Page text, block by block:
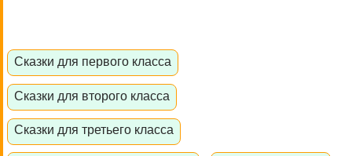
Сказки для первого класса
Сказки для второго класса
Сказки для третьего класса